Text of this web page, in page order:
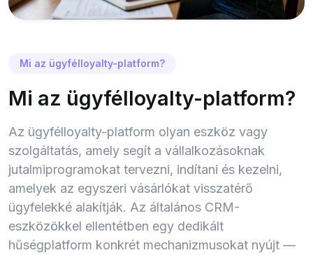
Mi az ügyfélloyalty-platform?
Mi az ügyfélloyalty-platform?
Az ügyfélloyalty-platform olyan eszköz vagy
szolgáltatás, amely segít a vállalkozásoknak
jutalmiprogramokat tervezni, indítani és kezelni,
amelyek az egyszeri vásárlókat visszatérő
ügyfelekké alakítják. Az általános CRM-
eszközökkel ellentétben egy dedikált
hűségplatform konkrét mechanizmusokat nyújt —